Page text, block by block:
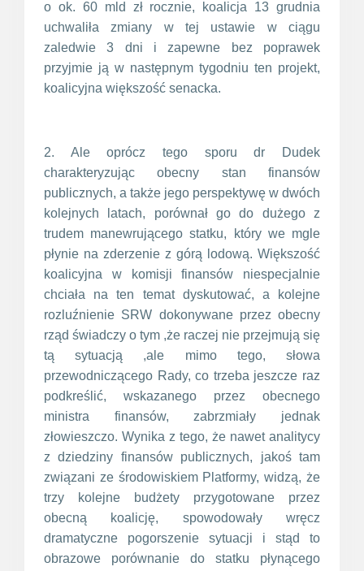
o ok. 60 mld zł rocznie, koalicja 13 grudnia
uchwaliła zmiany w tej ustawie w ciągu
zaledwie 3 dni i zapewne bez poprawek
przyjmie ją w następnym tygodniu ten projekt,
koalicyjna większość senacka.
2. Ale oprócz tego sporu dr Dudek
charakteryzując obecny stan finansów
publicznych, a także jego perspektywę w dwóch
kolejnych latach, porównał go do dużego z
trudem manewrującego statku, który we mgle
płynie na zderzenie z górą lodową. Większość
koalicyjna w komisji finansów niespecjalnie
chciała na ten temat dyskutować, a kolejne
rozluźnienie SRW dokonywane przez obecny
rząd świadczy o tym ,że raczej nie przejmują się
tą sytuacją ,ale mimo tego, słowa
przewodniczącego Rady, co trzeba jeszcze raz
podkreślić, wskazanego przez obecnego
ministra finansów, zabrzmiały jednak
złowieszczo. Wynika z tego, że nawet analitycy
z dziedziny finansów publicznych, jakoś tam
związani ze środowiskiem Platformy, widzą, że
trzy kolejne budżety przygotowane przez
obecną koalicję, spowodowały wręcz
dramatyczne pogorszenie sytuacji i stąd to
obrazowe porównanie do statku płynącego